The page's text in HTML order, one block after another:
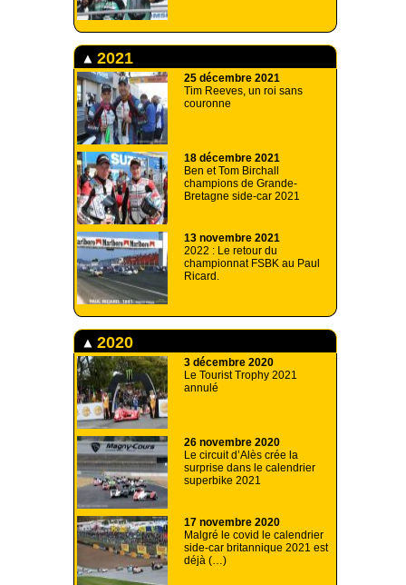
2021
25 décembre 2021
Tim Reeves, un roi sans
couronne
18 décembre 2021
Ben et Tom Birchall
champions de Grande-
Bretagne side-car 2021
13 novembre 2021
2022 : Le retour du
championnat FSBK au Paul
Ricard.
2020
3 décembre 2020
Le Tourist Trophy 2021
annulé
26 novembre 2020
Le circuit d’Alès crée la
surprise dans le calendrier
superbike 2021
17 novembre 2020
Malgré le covid le calendrier
side-car britannique 2021 est
déjà (…)